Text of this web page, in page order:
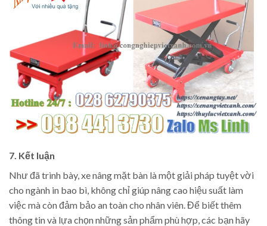
7. Kết luận
Như đã trình bày, xe nâng mặt bàn là một giải pháp tuyệt vời
cho ngành in bao bì, không chỉ giúp nâng cao hiệu suất làm
việc mà còn đảm bảo an toàn cho nhân viên. Để biết thêm
thông tin và lựa chọn những sản phẩm phù hợp, các bạn hãy